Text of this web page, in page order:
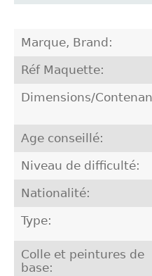
Marque, Brand:
Réf Maquette:
Dimensions/
Age conseillé:
Niveau de difficulté:
Nationalité:
Type:
Colle et peintures de
base: